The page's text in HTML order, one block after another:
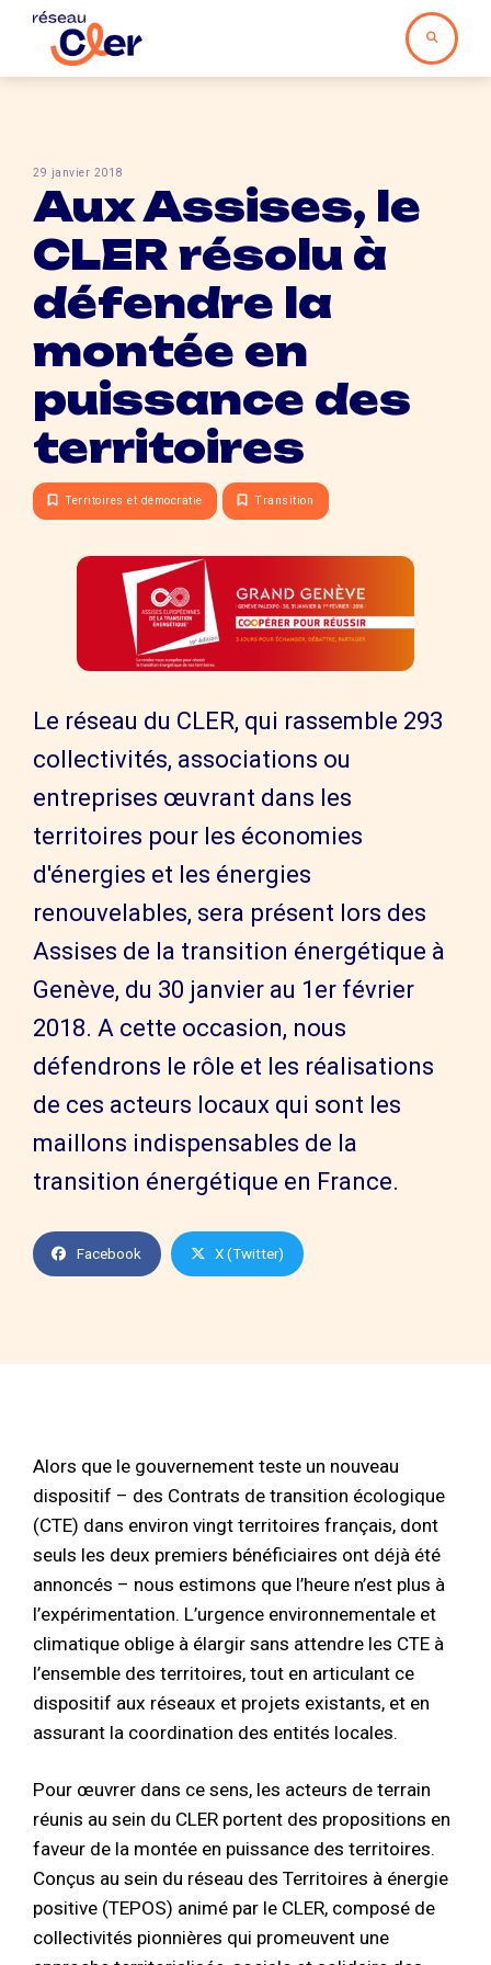
29 janvier 2018
Aux Assises, le
CLER résolu à
défendre la
montée en
puissance des
territoires
Territoires et démocratie Transition
Le réseau du CLER, qui rassemble 293
collectivités, associations ou
entreprises œuvrant dans les
territoires pour les économies
d'énergies et les énergies
renouvelables, sera présent lors des
Assises de la transition énergétique à
Genève, du 30 janvier au 1er février
2018. A cette occasion, nous
défendrons le rôle et les réalisations
de ces acteurs locaux qui sont les
maillons indispensables de la
transition énergétique en France.
Facebook X (Twitter)
Alors que le gouvernement teste un nouveau
dispositif – des Contrats de transition écologique
(CTE) dans environ vingt territoires français, dont
seuls les deux premiers bénéficiaires ont déjà été
annoncés – nous estimons que l’heure n’est plus à
l’expérimentation. L’urgence environnementale et
climatique oblige à élargir sans attendre les CTE à
l’ensemble des territoires, tout en articulant ce
dispositif aux réseaux et projets existants, et en
assurant la coordination des entités locales.
Pour œuvrer dans ce sens, les acteurs de terrain
réunis au sein du CLER portent des propositions en
faveur de la montée en puissance des territoires.
Conçus au sein du réseau des Territoires à énergie
positive (TEPOS) animé par le CLER, composé de
collectivités pionnières qui promeuvent une